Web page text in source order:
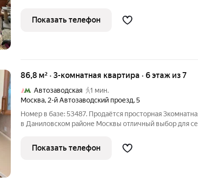
отличная звукоизоляция. Рядом наземная парковка. До
«Дубровка» 8 минут
Показать телефон
86,8 м² · 3-комнатная квартира · 6 этаж из 7
Автозаводская
1 мин.
Москва, 2-й Автозаводский проезд,5
Номер в базе: 53487. Продаётся просторная
в Даниловском районе Москвы отличный выбор для семьи,
комфортом!Продуманная планировка максимум удобства.Общая
площадь квартиры 86,8
Показать телефон